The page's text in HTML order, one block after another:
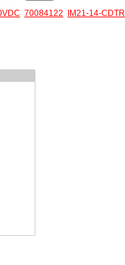
70084122 IM21-14-CDTRI